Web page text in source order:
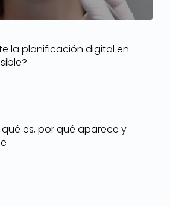
la planificación digital en
es, por qué aparece y